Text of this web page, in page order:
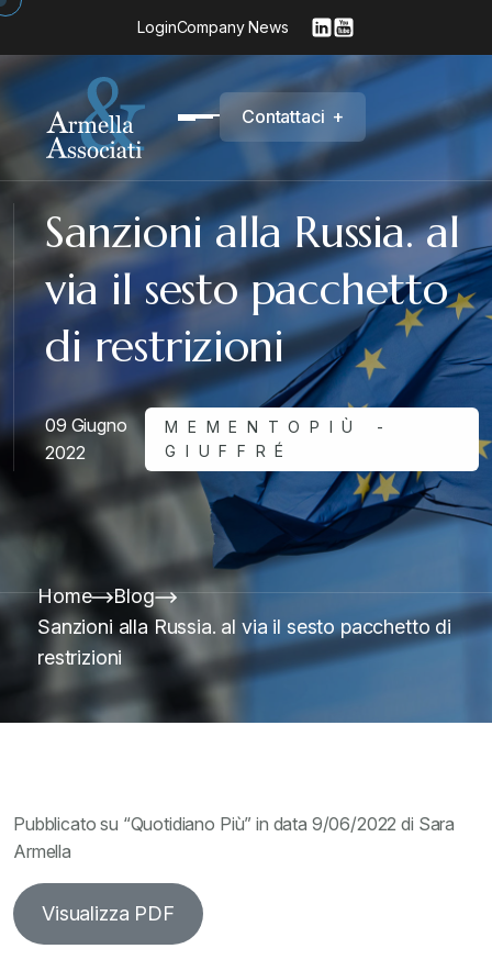
LoginCompany News
Contattaci +
Sanzioni alla Russia. al
via il sesto pacchetto
di restrizioni
09 Giugno
2022
MEMENTOPIÙ -
GIUFFRÉ
Home
Blog
Sanzioni alla Russia. al via il sesto pacchetto di
restrizioni
Pubblicato su “Quotidiano Più” in data 9/06/2022 di Sara
Armella
Visualizza PDF